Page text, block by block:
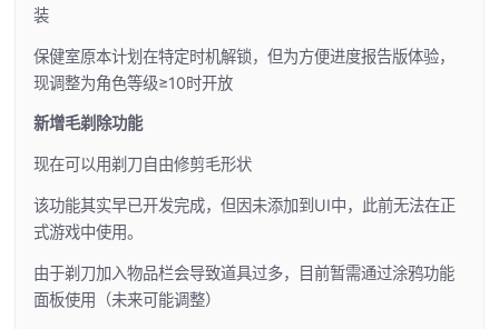
装
保健室原本计划在特定时机解锁，但为方便进度报告版体验，
现调整为角色等级≥10时开放
新增毛剃除功能
现在可以用剃刀自由修剪毛形状
该功能其实早已开发完成，但因未添加到UI中，此前无法在正
式游戏中使用。
由于剃刀加入物品栏会导致道具过多，目前暂需通过涂鸦功能
面板使用（未来可能调整）